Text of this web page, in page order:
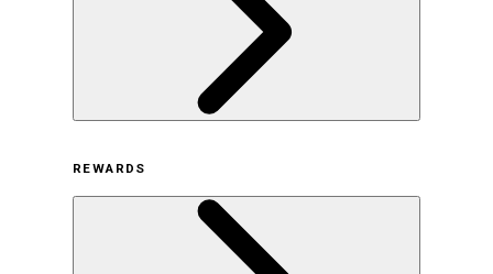
採用情報
オンラインストア利用規約
プライバシーポリシー
特定商取引法に基づく表示
古物営業法に基づく表示
REWARDS